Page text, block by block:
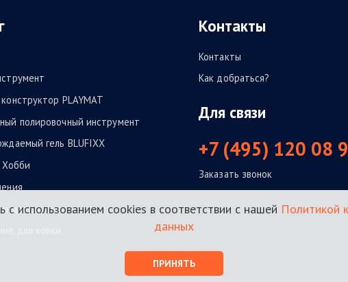
PLAYMAT
полировочный инструмент
гель BLUFIXX
для заточки
Контакты
Контакты
Как добраться?
Для связи
+7 (495) 120 08
Заказать звонок
использованием cookies в соответствии с нашей Политикой
данных
ПРИНЯТЬ